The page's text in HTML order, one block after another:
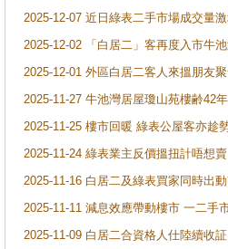
2025-12-07 近日綠表二手市場成交量
2025-12-02 「白居二」客再度入市牛
2025-12-01 外區白居二客人來搵朋友
2025-11-27 牛池灣居屋瓊山苑樓齢42
2025-11-25 樓市回暖 綠表公屋客亦趁
2025-11-24 綠表業主反價搵扭計唔想
2025-11-16 白居二及綠表買家同時出
2025-11-11 減息效應帶動樓市 一二手
2025-11-09 白居二合資格人仕陸續收